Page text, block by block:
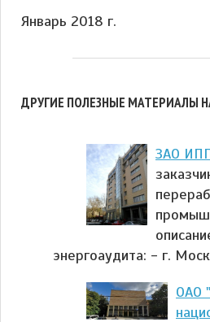
Январь 2018 г.
ДРУГИЕ ПОЛЕЗНЫЕ МАТЕРИАЛЫ
ЗАО
энергоаудита: - г.
ОАО